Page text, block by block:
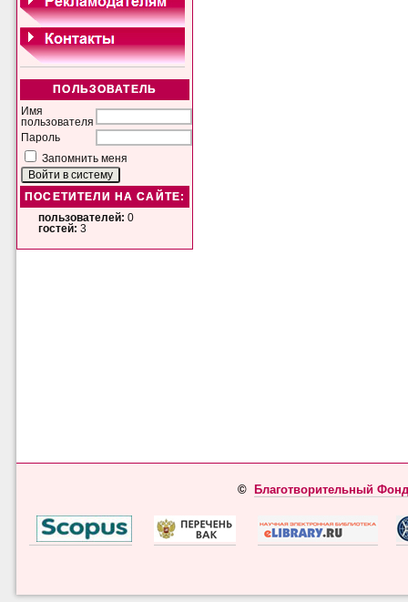
ПОЛЬЗОВАТЕЛЬ
Имя
пользователя
Пароль
Запомнить меня
ПОСЕТИТЕЛИ НА САЙТЕ:
пользователей: 0
гостей: 3
© Благотворительный